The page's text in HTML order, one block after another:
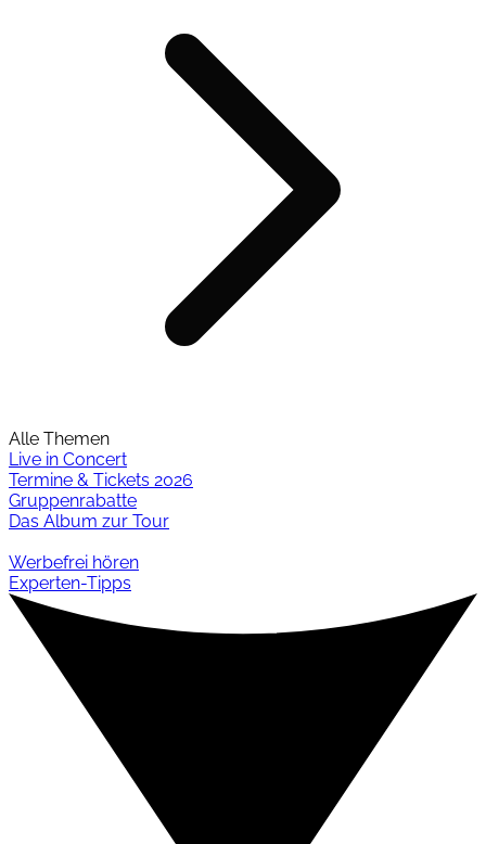
Alle Themen
Live in Concert
Termine & Tickets 2026
Gruppenrabatte
Das Album zur Tour
Werbefrei hören
Experten-Tipps